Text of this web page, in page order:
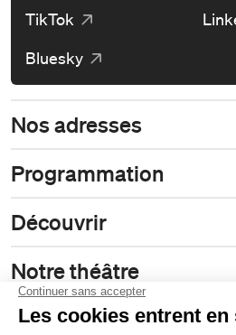
TikTok
Bluesky
Nos adresses
Programmation
Découvrir
Notre théâtre
Philanthropie et